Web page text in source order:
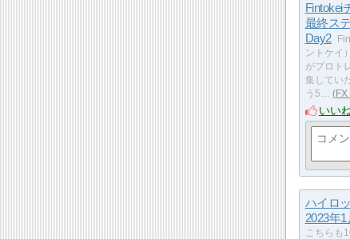
Fintokei
最終ス
Day2
ントケイ
がプロト
集してい
う5…
いい
ハイロ
2023年
こちらも